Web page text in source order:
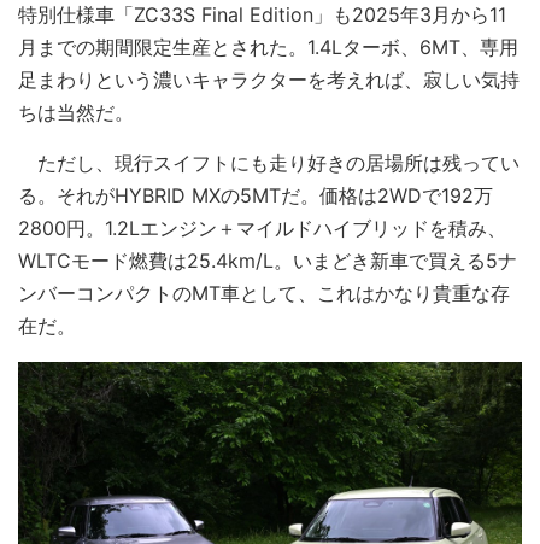
特別仕様車「ZC33S Final Edition」も2025年3月から11
月までの期間限定生産とされた。1.4Lターボ、6MT、専用
足まわりという濃いキャラクターを考えれば、寂しい気持
ちは当然だ。
ただし、現行スイフトにも走り好きの居場所は残ってい
る。それがHYBRID MXの5MTだ。価格は2WDで192万
2800円。1.2Lエンジン＋マイルドハイブリッドを積み、
WLTCモード燃費は25.4km/L。いまどき新車で買える5ナ
ンバーコンパクトのMT車として、これはかなり貴重な存
在だ。